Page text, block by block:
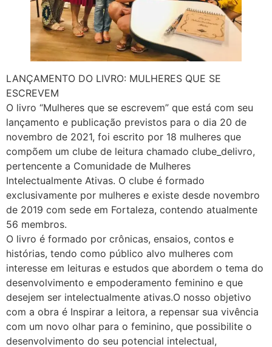
LANÇAMENTO DO LIVRO: MULHERES QUE SE
ESCREVEM
O livro “Mulheres que se escrevem” que está com seu
lançamento e publicação previstos para o dia 20 de
novembro de 2021, foi escrito por 18 mulheres que
compõem um clube de leitura chamado clube_delivro,
pertencente a Comunidade de Mulheres
Intelectualmente Ativas. O clube é formado
exclusivamente por mulheres e existe desde novembro
de 2019 com sede em Fortaleza, contendo atualmente
56 membros.
O livro é formado por crônicas, ensaios, contos e
histórias, tendo como público alvo mulheres com
interesse em leituras e estudos que abordem o tema do
desenvolvimento e empoderamento feminino e que
desejem ser intelectualmente ativas.O nosso objetivo
com a obra é Inspirar a leitora, a repensar sua vivência
com um novo olhar para o feminino, que possibilite o
desenvolvimento do seu potencial intelectual,